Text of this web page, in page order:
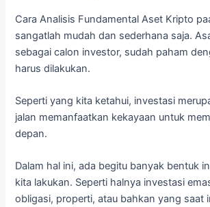
Cara Analisis Fundamental Aset Kripto
sangatlah mudah dan sederhana saja.
sebagai calon investor, sudah paham
harus dilakukan.
Seperti yang kita ketahui, investasi
jalan memanfaatkan kekayaan untuk
depan.
Dalam hal ini, ada begitu banyak bentuk
kita lakukan. Seperti halnya investasi
obligasi, properti, atau bahkan yang saat